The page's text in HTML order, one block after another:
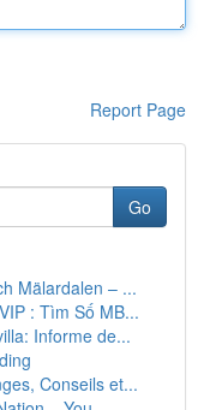
Report Page
Go
Mälardalen – ...
: Tìm Số MB...
Informe de...
Conseils et...